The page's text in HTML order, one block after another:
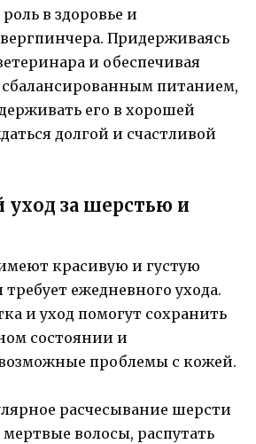
в здоровье и
Придерживаясь
и обеспечивая
сбалансированным питанием,
его в хорошей
долгой и счастливой
за шерстью и
красивую и густую
ежедневного ухода.
и уход помогут сохранить
состоянии и
проблемы с кожей.
расчесывание шерсти
волосы, распутать